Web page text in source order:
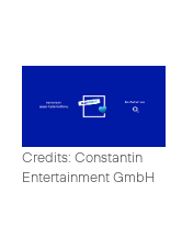
Credits: Constantin
Entertainment GmbH